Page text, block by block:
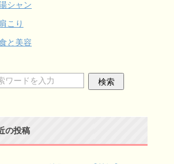
シャン
こり
と美容
の投稿